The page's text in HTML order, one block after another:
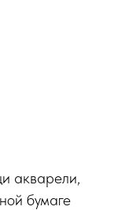
акварели,
бумаге